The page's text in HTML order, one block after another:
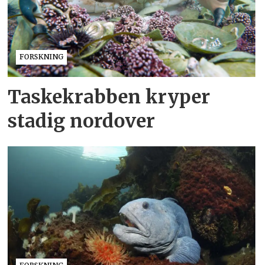
FORSKNING
Taskekrabben kryper
stadig nordover